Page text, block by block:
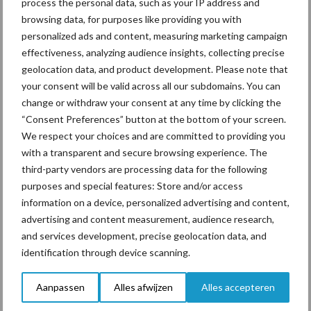
browsing data, for purposes like providing you with
personalized ads and content, measuring marketing campaign
effectiveness, analyzing audience insights, collecting precise
geolocation data, and product development. Please note that
your consent will be valid across all our subdomains. You can
change or withdraw your consent at any time by clicking the
“Consent Preferences” button at the bottom of your screen.
We respect your choices and are committed to providing you
with a transparent and secure browsing experience. The
third-party vendors are processing data for the following
purposes and special features: Store and/or access
information on a device, personalized advertising and content,
advertising and content measurement, audience research,
and services development, precise geolocation data, and
identification through device scanning.
Aanpassen Alles afwijzen Alles accepteren
voorkomen worden?
Van onze partner Alpuro Breeding
Onbeperkt voeren, kan dat
uit?
Themapagina's
Diergezondheid Bemesting Fokkerij
Mastitis Hittestress